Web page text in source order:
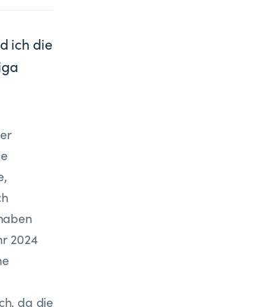
ich die
2024
da die